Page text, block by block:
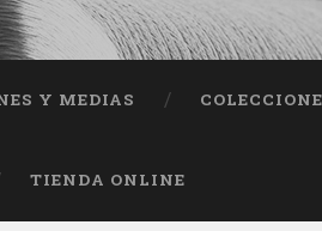
Y MEDIAS
TIENDA ONLINE